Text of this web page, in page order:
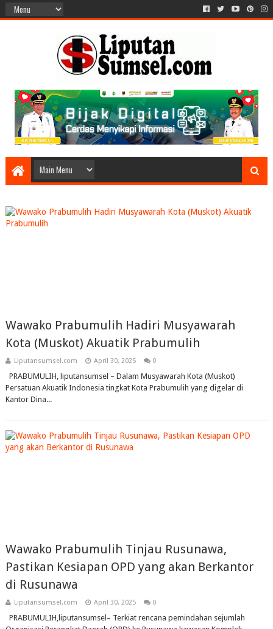
Wawako Prabumulih Hadiri Musyawarah
Kota (Muskot) Akuatik Prabumulih
Liputansumsel.com April 30, 2025 0
PRABUMULIH, liputansumsel – Dalam Musyawarah Kota (Muskot)
Persatuan Akuatik Indonesia tingkat Kota Prabumulih yang digelar di
Kantor Dina...
Wawako Prabumulih Tinjau Rusunawa,
Pastikan Kesiapan OPD yang akan Berkantor
di Rusunawa
Liputansumsel.com April 30, 2025 0
PRABUMULIH,liputansumsel– Terkiat rencana pemindahan sejumlah